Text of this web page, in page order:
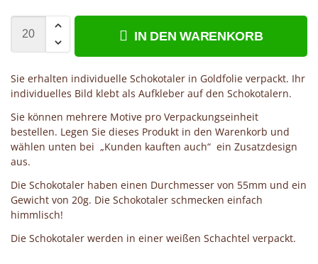
IN DEN WARENKORB
Sie erhalten individuelle Schokotaler in Goldfolie verpackt. Ihr
individuelles Bild klebt als Aufkleber auf den Schokotalern.
Sie können mehrere Motive pro Verpackungseinheit
bestellen. Legen Sie dieses Produkt in den Warenkorb und
wählen unten bei „Kunden kauften auch“ ein Zusatzdesign
aus.
Die Schokotaler haben einen Durchmesser von 55mm und ein
Gewicht von 20g. Die Schokotaler schmecken einfach
himmlisch!
Die Schokotaler werden in einer weißen Schachtel verpackt.